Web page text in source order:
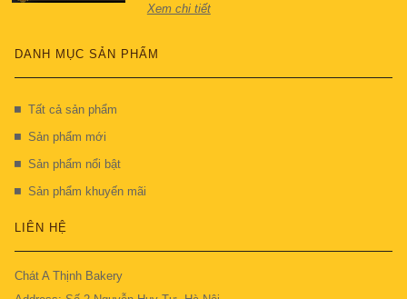
Xem chi tiết
DANH MỤC SẢN PHẨM
Tất cả sản phẩm
Sản phẩm mới
Sản phẩm nổi bật
Sản phẩm khuyến mãi
LIÊN HỆ
Chát A Thịnh Bakery